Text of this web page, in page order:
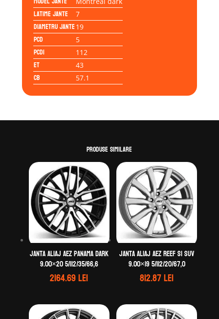
Latime jante 7
Diametru jante19
PCD 5
PCD1 112
ET 43
CB 57.1
Produse similare
Janta aliaj AEZ Panama dark
9.00×20 5/112/35/66,6
2164.69lei
Janta aliaj AEZ Reef si SUV
9.00×19 5/112/20/67,0
812.87lei